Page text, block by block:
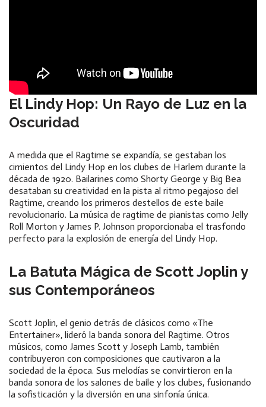
El Lindy Hop: Un Rayo de Luz en la
Oscuridad
A medida que el Ragtime se expandía, se gestaban los
cimientos del Lindy Hop en los clubes de Harlem durante la
década de 1920. Bailarines como Shorty George y Big Bea
desataban su creatividad en la pista al ritmo pegajoso del
Ragtime, creando los primeros destellos de este baile
revolucionario. La música de ragtime de pianistas como Jelly
Roll Morton y James P. Johnson proporcionaba el trasfondo
perfecto para la explosión de energía del Lindy Hop.
La Batuta Mágica de Scott Joplin y
sus Contemporáneos
Scott Joplin, el genio detrás de clásicos como «The
Entertainer», lideró la banda sonora del Ragtime. Otros
músicos, como James Scott y Joseph Lamb, también
contribuyeron con composiciones que cautivaron a la
sociedad de la época. Sus melodías se convirtieron en la
banda sonora de los salones de baile y los clubes, fusionando
la sofisticación y la diversión en una sinfonía única.